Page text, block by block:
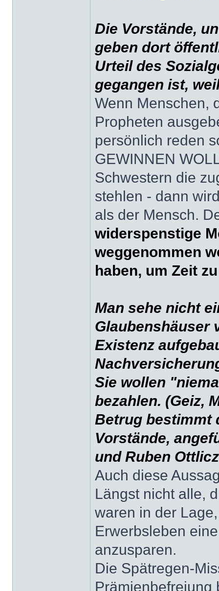
Die Vorstände,
geben dort
Urteil des
gegangen ist,
Wenn Menschen,
Propheten
persönlich reden
GEWINNEN
Schwestern die
stehlen - dann
als der Mensch.
widerspenstige
weggenommen
haben, um Zeit
Man sehe nicht
Glaubenshäuser
Existenz
Sie wollen
bezahlen. (Geiz,
Betrug bestimmt
Vorstände,
und Ruben
Auch diese
Längst nicht alle,
waren in der
Erwerbsleben
anzusparen.
Die Spätregen-
Prämienbefreiung